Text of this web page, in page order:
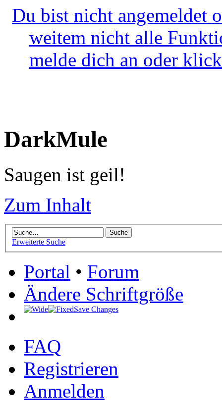
Du bist nicht angemeldet
weitem nicht alle
melde dich an oder
DarkMule
Saugen ist geil!
Zum Inhalt
Erweiterte Suche
Portal • Forum
Ändere Schriftgröße
Save Changes
FAQ
Registrieren
Anmelden